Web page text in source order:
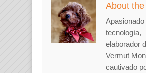
About
Apasionado
tecnología,
elaborador
Vermut
cautivado